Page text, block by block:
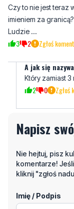
Czy to nie jest teraz
imieniem za granicą?
Ludzie …
3 2 Zgłoś
A jak się
Który zamiast
2 0 Zgłoś
Napisz
Nie hejtuj, pisz
komentarze!
kliknij "zgłoś
Imię / Podpis